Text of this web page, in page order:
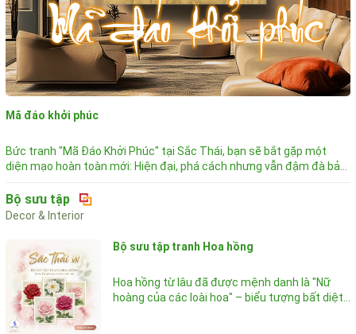
Mã đáo khởi phúc
Bức tranh "Mã Đáo Khởi Phúc" tại Sắc Thái, bạn sẽ bắt gặp một
diện mạo hoàn toàn mới: Hiện đại, phá cách nhưng vẫn đậm đà bản
Bộ sưu tập
Decor & Interior
Bộ sưu tập tranh Hoa hồng
Hoa hồng từ lâu đã được mệnh danh là "Nữ
hoàng của các loài hoa" – biểu tượng bất diệt